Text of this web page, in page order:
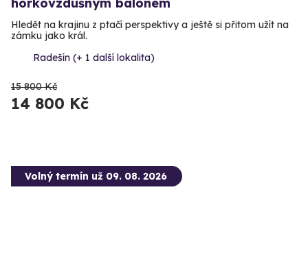
Hledět na krajinu z ptačí perspektivy a ještě si přitom užít na
zámku jako král.
Radešín (+ 1 další lokalita)
15 800 Kč
14 800 Kč
Volný termín už 09. 08. 2026